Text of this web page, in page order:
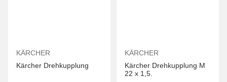
KÄRCHER
Kärcher Drehkupplung
KÄRCHER
Kärcher Drehkupplung M
22 x 1,5.